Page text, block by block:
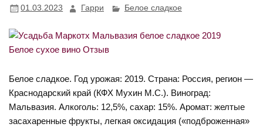
01.03.2023 Гарри Белое сладкое
Белое сладкое. Год урожая: 2019. Страна: Россия, регион —
Краснодарский край (КФХ Мухин М.С.). Виноград:
Мальвазия. Алкоголь: 12,5%, сахар: 15%. Аромат: желтые
засахаренные фрукты, легкая оксидация («подброженная»